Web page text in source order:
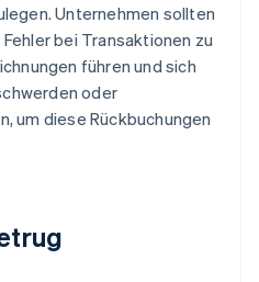
Unternehmen sollten
bei Transaktionen zu
führen und sich
oder
um diese Rückbuchungen